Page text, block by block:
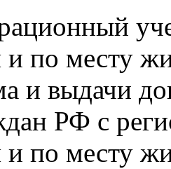
по месту
и выдачи
РФ с
по месту